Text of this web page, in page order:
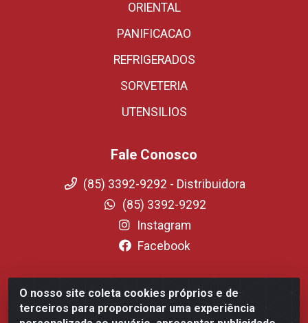
O nosso site coleta cookies próprios e de
terceiros para proporcionar uma experiência
ORIENTAL
PANIFICACAO
REFRIGERADOS
SORVETERIA
UTENSILIOS
Fale Conosco
(85) 3392-9292 - Distribuidora
(85) 3392-9292
Instagram
Facebook
Fortali Distribuidora de Alimentos LTDA - Avenida
Tomaz Coelho, 1268 - Messejana, Fortaleza/CE - CEP